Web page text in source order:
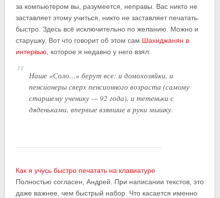
за компьютером вы, разумеется, неправы. Вас никто не
заставляет этому учиться, никто не заставляет печатать
быстро. Здесь всё исключительно по желанию. Можно и
старушку. Вот что говорит об этом сам Шахиджанян в
интервью , которое я недавно у него взял:
Наше «Соло…» берут все: и домохозяйки, и
пенсионеры сверх пенсионного возраста (самому
старшему ученику — 92 года), и тетеньки с
дяденьками, впервые взявшие в руки мышку.
Как я учусь быстро печатать на клавиатуре
Полностью согласен, Андрей. При написании текстов, это
даже важнее, чем быстрый набор. Что касается именно